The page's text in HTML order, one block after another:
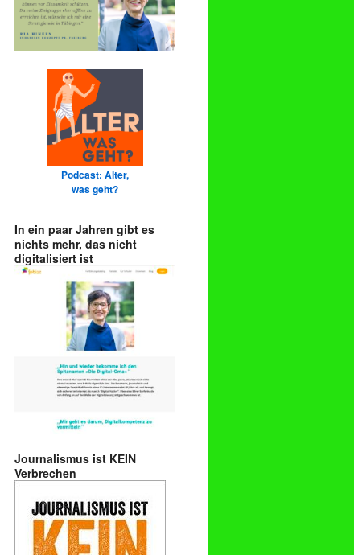
Podcast: Alter,
was geht?
In ein paar Jahren gibt es
nichts mehr, das nicht
digitalisiert ist
Journalismus ist KEIN
Verbrechen